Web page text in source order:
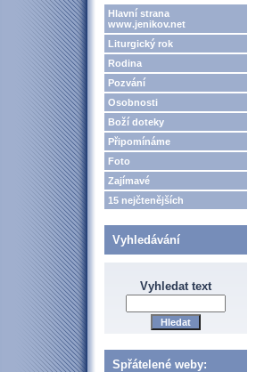
Hlavní strana
www.jenikov.net
Liturgický rok
Rodina
Pozvání
Osobnosti
Boží doteky
Připomínáme
Foto
Zajímavé
15 nejčtenějších
Vyhledávání
Vyhledat text
Spřátelené weby: